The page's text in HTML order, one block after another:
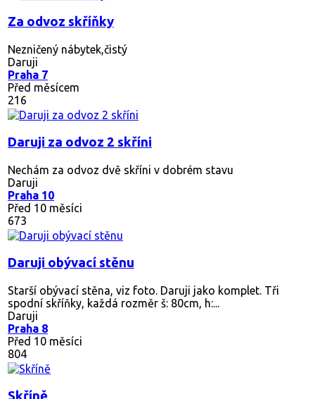
Za odvoz skříňky
Nezničený nábytek,čistý
Daruji
Praha 7
Před měsícem
216
Daruji za odvoz 2 skříni
Nechám za odvoz dvě skříni v dobrém stavu
Daruji
Praha 10
Před 10 měsíci
673
Daruji obývací stěnu
Starší obývací stěna, viz foto. Daruji jako komplet. Tři
spodní skříňky, každá rozměr š: 80cm, h:...
Daruji
Praha 8
Před 10 měsíci
804
Skříně